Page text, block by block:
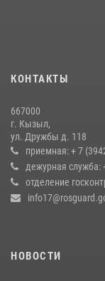
Росгвардия
13 июля 2026, 08:55
Кызылчанин
оперативное
17 июля 2026, 07:22
КОНТАКТЫ
667000
г. Кызыл,
ул. Дружбы д. 118
приемная: + 7
дежурная служба:
отделение
НОВОСТИ